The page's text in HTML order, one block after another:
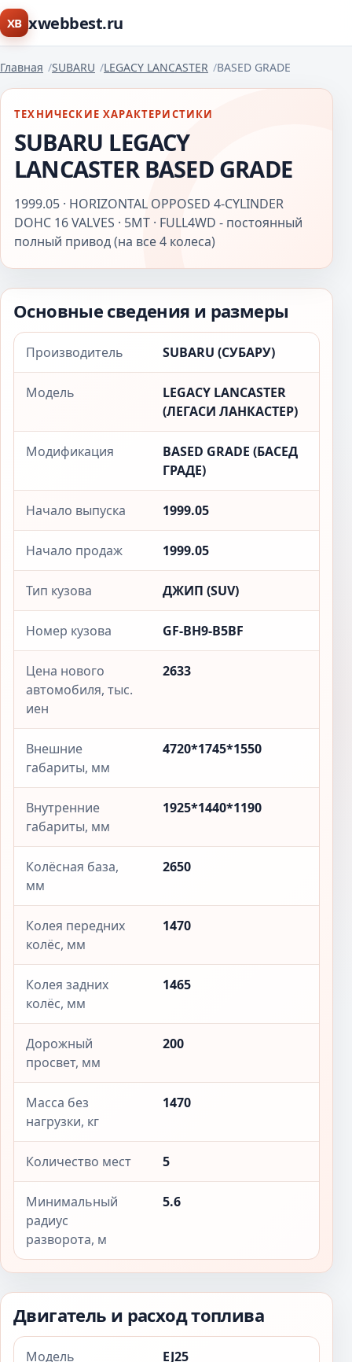
XB xwebbest.ru
Главная SUBARU LEGACY LANCASTER BASED GRADE
ТЕХНИЧЕСКИЕ ХАРАКТЕРИСТИКИ
SUBARU LEGACY
LANCASTER BASED GRADE
1999.05 · HORIZONTAL OPPOSED 4-CYLINDER
DOHC 16 VALVES · 5MT · FULL4WD - постоянный
полный привод (на все 4 колеса)
Основные сведения и размеры
Производитель SUBARU (СУБАРУ)
Модель
LEGACY LANCASTER
(ЛЕГАСИ ЛАНКАСТЕР)
Модификация
BASED GRADE (БАСЕД
ГРАДЕ)
Начало выпуска 1999.05
Начало продаж 1999.05
Тип кузова ДЖИП (SUV)
Номер кузова GF-BH9-B5BF
Цена нового
автомобиля, тыс.
иен
2633
Внешние
габариты, мм
4720*1745*1550
Внутренние
габариты, мм
1925*1440*1190
Колёсная база,
мм
2650
Колея передних
колёс, мм
1470
Колея задних
колёс, мм
1465
Дорожный
просвет, мм
200
Масса без
нагрузки, кг
1470
Количество мест 5
Минимальный
радиус
разворота, м
5.6
Двигатель и расход топлива
Модель
EJ25